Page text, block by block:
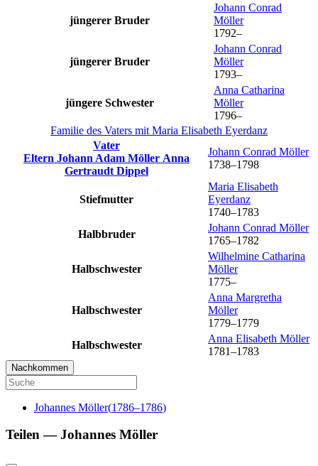
jüngerer Bruder
Johann Conrad
Möller
1792–
jüngerer Bruder
Johann Conrad
Möller
1793–
jüngere Schwester
Anna Catharina
Möller
1796–
Familie des Vaters mit Maria Elisabeth Eyerdanz
Vater
Eltern Johann Adam Möller Anna
Gertraudt Dippel
Johann Conrad Möller
1738–1798
Stiefmutter
Maria Elisabeth
Eyerdanz
1740–1783
Halbbruder
Johann Conrad Möller
1765–1782
Halbschwester
Wilhelmine Catharina
Möller
1775–
Halbschwester
Anna Margretha
Möller
1779–1779
Halbschwester
Anna Elisabeth Möller
1781–1783
Nachkommen
Johannes Möller(1786–1786)
Teilen —Johannes Möller